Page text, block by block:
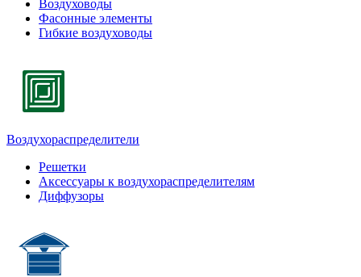
Воздуховоды
Фасонные элементы
Гибкие воздуховоды
Воздухораспределители
Решетки
Аксессуары к воздухораспределителям
Диффузоры